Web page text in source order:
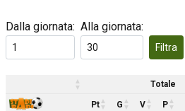
Dalla giornata: Alla giornata:
Filtra
Totale
Pt G V P